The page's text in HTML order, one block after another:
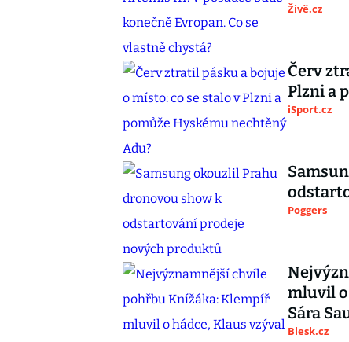
Živě.cz
Červ
Plzni a
iSport.cz
Poggers
mluvil o
Sára
Blesk.cz